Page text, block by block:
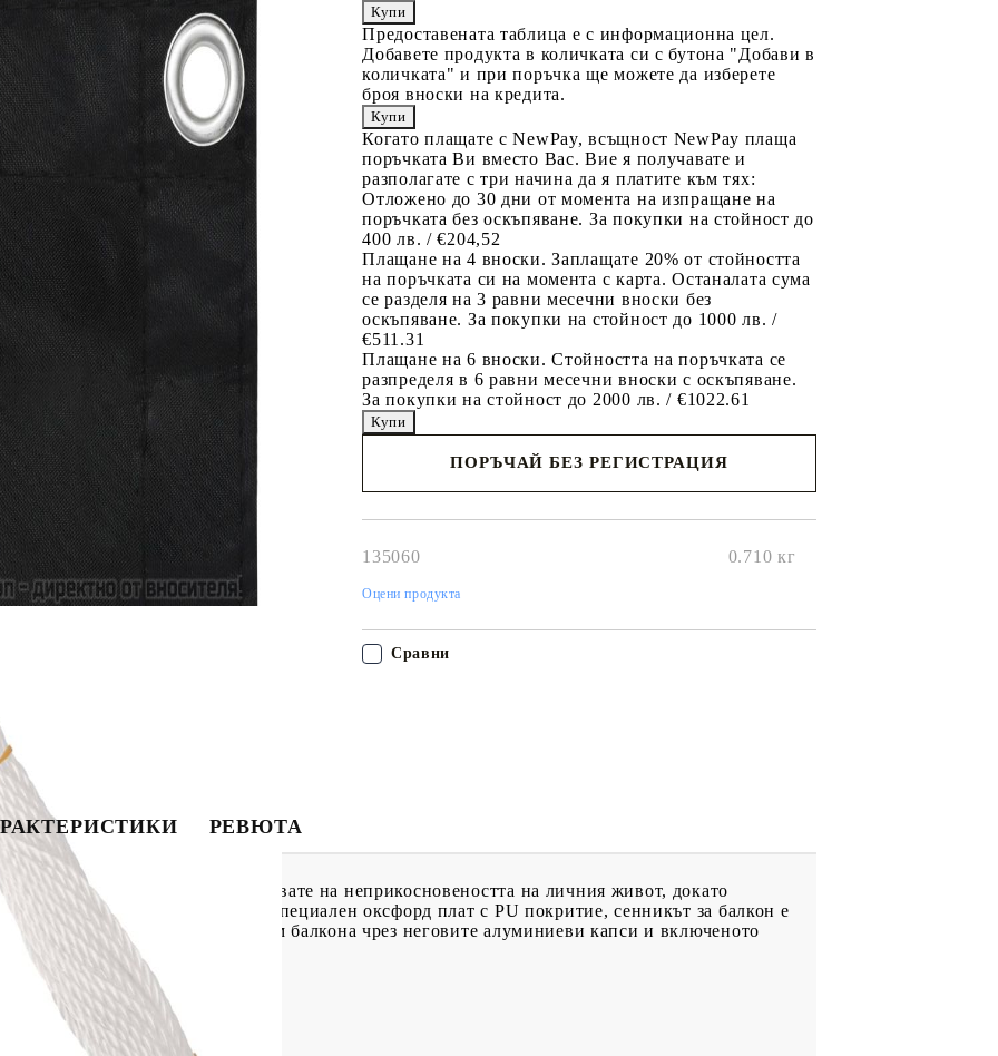
Предоставената таблица е с информационна цел.
Добавете продукта в количката си с бутона "Добави в
количката" и при поръчка ще можете да изберете
броя вноски на кредита.
Когато плащате с NewPay, всъщност NewPay плаща
поръчката Ви вместо Вас. Вие я получавате и
разполагате с три начина да я платите към тях:
Отложено до 30 дни от момента на изпращане на
поръчката без оскъпяване. За покупки на стойност до
400 лв. / €204,52
Плащане на 4 вноски. Заплащате 20% от стойността
на поръчката си на момента с карта. Останалата сума
се разделя на 3 равни месечни вноски без
оскъпяване. За покупки на стойност до 1000 лв. /
€511.31
Плащане на 6 вноски. Стойността на поръчката се
разпределя в 6 равни месечни вноски с оскъпяване.
За покупки на стойност до 2000 лв. / €1022.61
ПОРЪЧАЙ БЕЗ РЕГИСТРАЦИЯ
135060 0.710 кг
Оцени продукта
Сравни
РЕВЮТА
параван можете да се наслаждавате на неприкосновеността на личния живот, докато
на балкона. Изработен от специален оксфорд плат с PU покритие, сенникът за балкон е
може лесно да се прикрепи към балкона чрез неговите алуминиеви капси и включеното
покритие